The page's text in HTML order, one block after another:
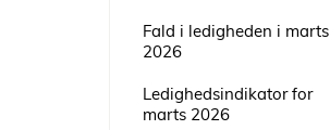
Fald i ledigheden i marts
2026
Ledighedsindikator for
marts 2026